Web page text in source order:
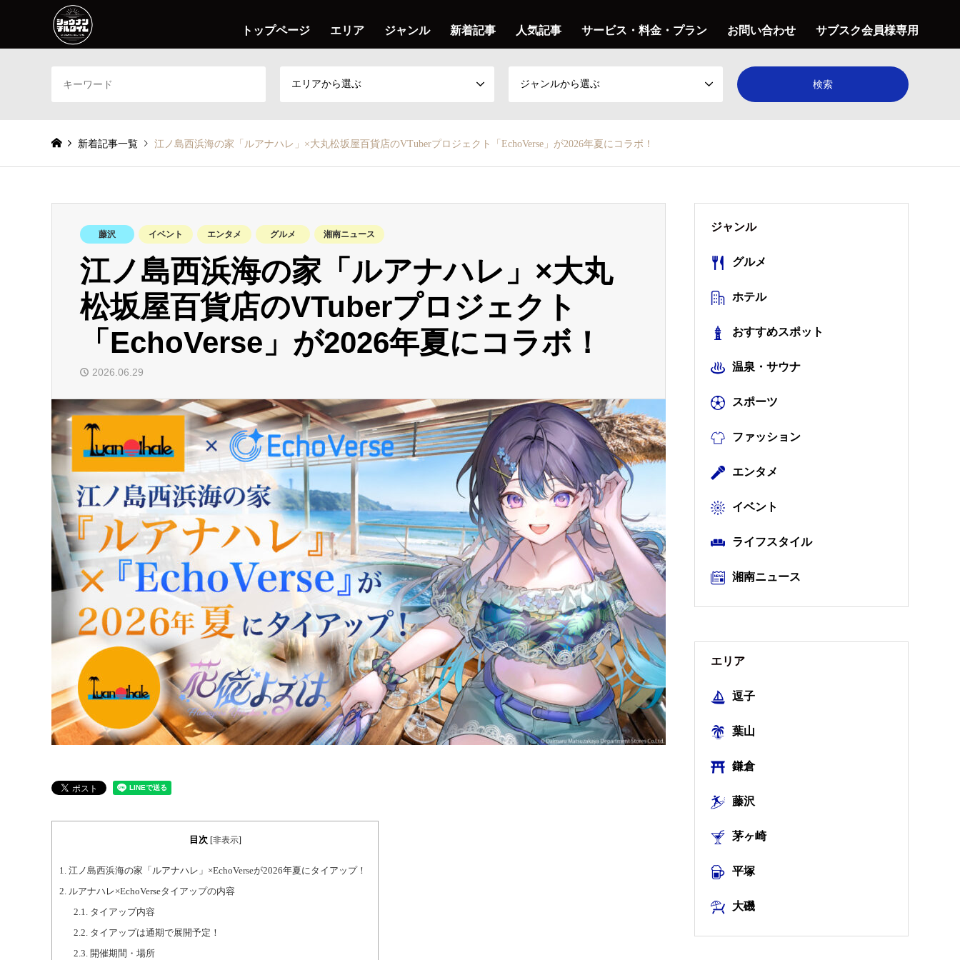
トップページ エリア ジャンル 新着記事 人気記事 サービス・料金・プラン お問い合わせ サブスク会員様専用
エリアから選ぶ ジャンルから選ぶ
新着記事一覧 江ノ島西浜海の家「ルアナハレ」×大丸松坂屋百貨店のVTuberプロジェクト「EchoVerse」が2026年夏にコラボ！
藤沢 イベント エンタメ グルメ 湘南ニュース
江ノ島西浜海の家「ルアナハレ」×大丸
松坂屋百貨店のVTuberプロジェクト
「EchoVerse」が2026年夏にコラボ！
2026.06.29
目次 [非表示]
1. 江ノ島西浜海の家「ルアナハレ」×EchoVerseが2026年夏にタイアップ！
2. ルアナハレ×EchoVerseタイアップの内容
2.1.タイアップ内容
2.2.タイアップは通期で展開予定！
2.3.開催期間・場所
ジャンル
グルメ
ホテル
おすすめスポット
温泉・サウナ
スポーツ
ファッション
エンタメ
イベント
ライフスタイル
湘南ニュース
エリア
逗子
葉山
鎌倉
藤沢
茅ヶ崎
平塚
大磯